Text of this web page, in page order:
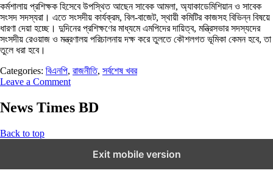
কর্মশালায় প্রশিক্ষক হিসেবে উপস্থিত আছেন সাবেক আমলা, অ্যাকাডেমিশিয়ান ও সাবেক
সংসদ সদস্যরা। এতে সংসদীয় কার্যক্রম, বিল-বাজেট, স্থায়ী কমিটির কাজসহ বিভিন্ন বিষয়ে
ধারণা দেয়া হচ্ছে। দুদিনের প্রশিক্ষণের মাধ্যমে এমপিদের দায়িত্ব, মন্ত্রিসভার সদস্যদের
সংসদীয় রেওয়াজ ও মন্ত্রণালয় পরিচালনায় দক্ষ করে তুলতে কৌশলগত ভূমিকা কেমন হবে, তা
তুলে ধরা হবে।
Categories: বিএনপি, রাজনীতি, সর্বশেষ খবর
Leave a Comment
News Times BD
Back to top
Exit mobile version